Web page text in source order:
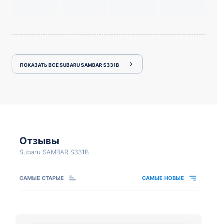
ПОКАЗАТЬ ВСЕ SUBARU SAMBAR S331B
Отзывы
Subaru SAMBAR S331B
САМЫЕ СТАРЫЕ САМЫЕ НОВЫЕ